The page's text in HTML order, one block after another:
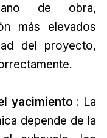
de obra,
más elevados
del proyecto,
yacimiento : La
depende de la